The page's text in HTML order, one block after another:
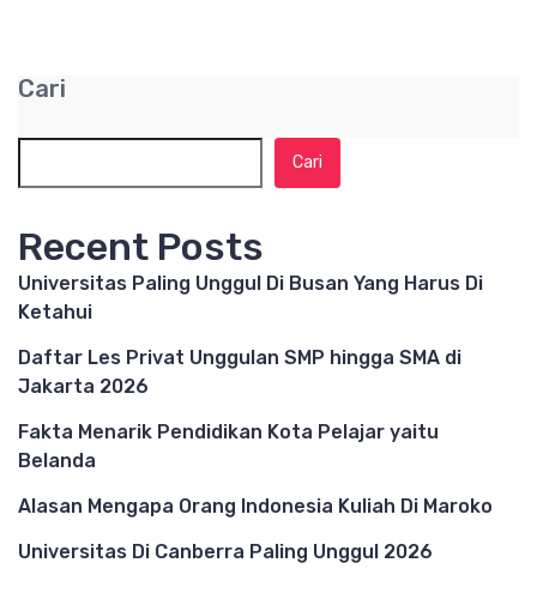
Cari
Cari
Recent Posts
Universitas Paling Unggul Di Busan Yang Harus Di
Ketahui
Daftar Les Privat Unggulan SMP hingga SMA di
Jakarta 2026
Fakta Menarik Pendidikan Kota Pelajar yaitu
Belanda
Alasan Mengapa Orang Indonesia Kuliah Di Maroko
Universitas Di Canberra Paling Unggul 2026